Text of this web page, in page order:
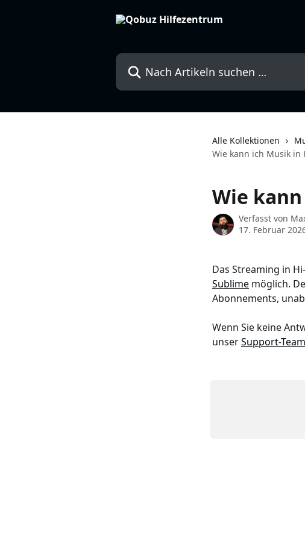
Nach Artikeln suchen …
Alle Kollektionen
Wie kann ich Musik in
Wie
Verfasst von
17. Februar
Das Streaming in
Sublime möglich.
Abonnements,
Wenn Sie keine
unser Support-Team